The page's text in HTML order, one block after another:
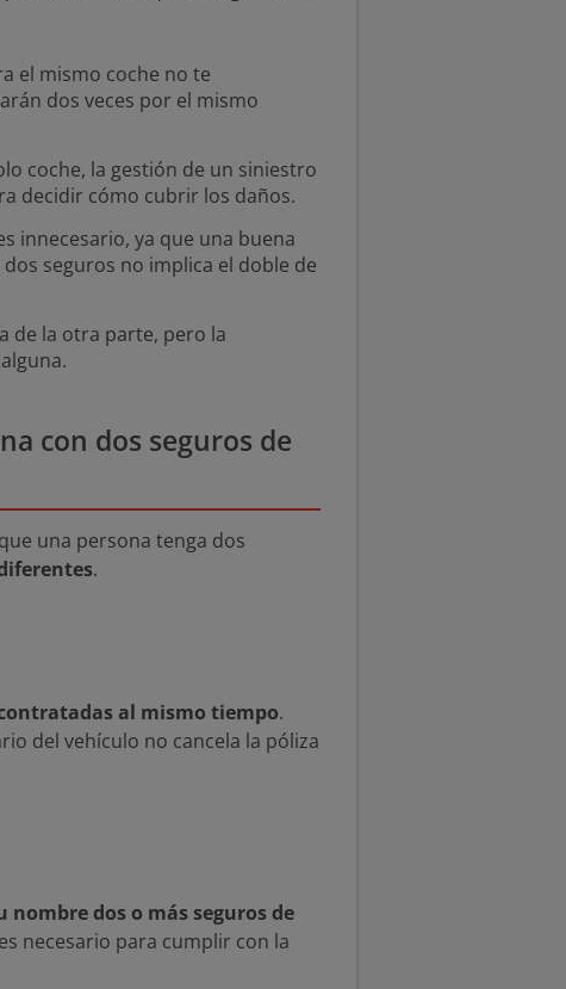
el mismo coche no te
dos veces por el mismo
coche, la gestión de un siniestro
decidir cómo cubrir los daños.
innecesario, ya que una buena
seguros no implica el doble de
de la otra parte, pero la
con dos seguros de
una persona tenga dos
.
al mismo tiempo.
del vehículo no cancela la póliza
nombre dos o más seguros de
necesario para cumplir con la